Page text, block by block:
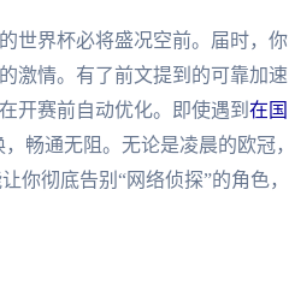
世界杯必将盛况空前。届时，你
激情。有了前文提到的可靠加速
开赛前自动优化。即使遇到 在国
畅通无阻。无论是凌晨的欧冠，
你彻底告别“网络侦探”的角色，